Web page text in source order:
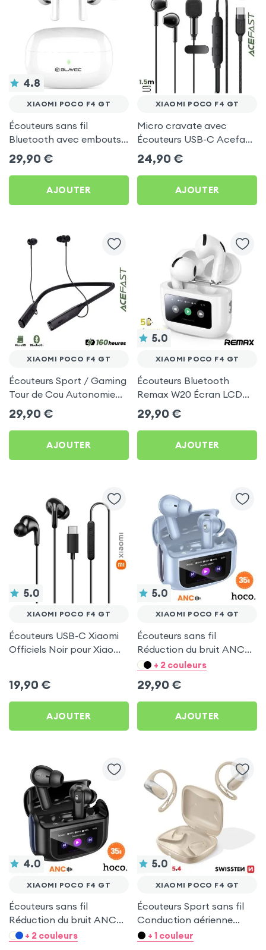
4.8
XIAOMI POCO F4 GT
Écouteurs sans fil
Bluetooth avec embouts
intra-auriculaires - Blanc
pour Xiaomi Poco F4 GT
29,90 €
AJOUTER
XIAOMI POCO F4 GT
Micro cravate avec
Écouteurs USB-C Acefast
Noir pour Xiaomi Poco F4
GT
24,90 €
AJOUTER
XIAOMI POCO F4 GT
Écouteurs Sport / Gaming
Tour de Cou Autonomie
160h Acefast pour Xiaomi
Poco F4 GT
29,90 €
AJOUTER
5.0
XIAOMI POCO F4 GT
Écouteurs Bluetooth
Remax W20 Écran LCD
Full-Color pour Xiaomi
Poco F4 GT
29,90 €
AJOUTER
5.0
XIAOMI POCO F4 GT
Écouteurs USB-C Xiaomi
Officiels Noir pour Xiaomi
19,90 €
AJOUTER
5.0
XIAOMI POCO F4 GT
Écouteurs sans fil
Réduction du bruit ANC
ENC - Hoco Bleu pour
+ 2 couleurs
29,90 €
AJOUTER
4.0
XIAOMI POCO F4 GT
Écouteurs sans fil
Réduction du bruit ANC
ENC - Hoco Noir pour
+ 2 couleurs
5.0
XIAOMI POCO F4 GT
Écouteurs Sport sans fil
Conduction aérienne
Swissten Run Beige pour
+ 1 couleur